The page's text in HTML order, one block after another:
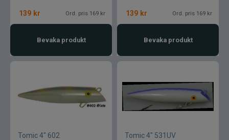
139 kr Ord. pris 169 kr
Bevaka produkt
139 kr Ord. pris 169 kr
Bevaka produkt
Tomic 4" 602 Tomic 4" 531UV